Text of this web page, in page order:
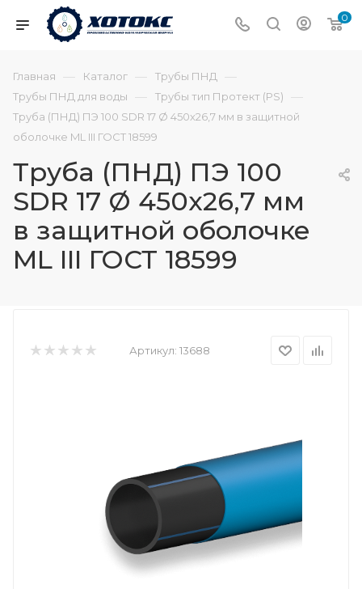
0
Главная — Каталог — Трубы ПНД —
Трубы ПНД для воды — Трубы тип Протект (PS) —
Труба (ПНД) ПЭ 100 SDR 17 Ø 450х26,7 мм в защитной
оболочке ML III ГОСТ 18599
Труба (ПНД) ПЭ 100
SDR 17 Ø 450х26,7 мм
в защитной оболочке
ML III ГОСТ 18599
Артикул: 13688